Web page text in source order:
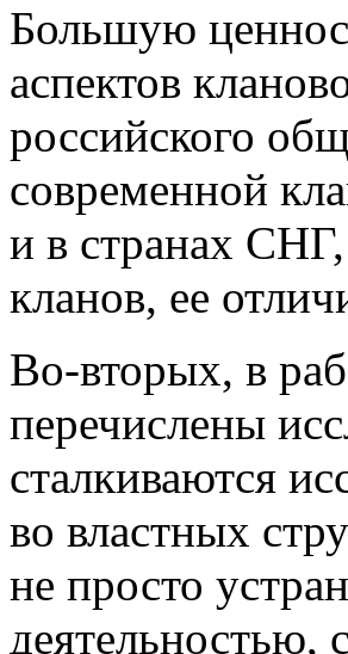
Большую
аспектов
российского
современной
и в странах
кланов, ее
Во-вторых, в
перечислены
сталкиваются
во властных
не просто
деятельностью,